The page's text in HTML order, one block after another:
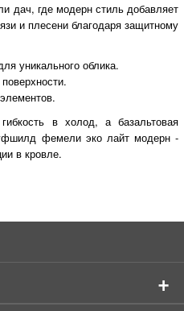
дач, где модерн стиль добавляет
и плесени благодаря защитному
уникального облика.
в холод, а базальтовая
фемели эко лайт модерн -
в кровле.